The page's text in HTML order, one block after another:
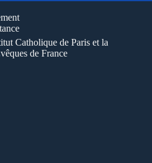
Catholique de Paris et la
de France